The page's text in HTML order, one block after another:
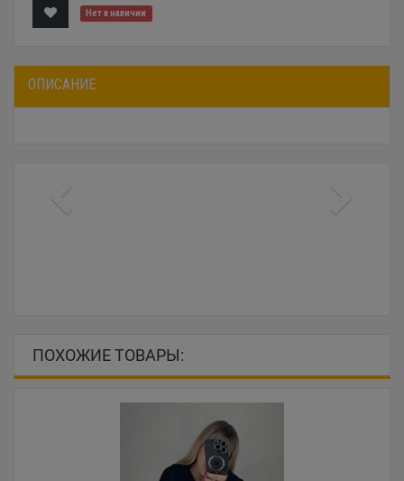
Нет в наличии
ОПИСАНИЕ
ПОХОЖИЕ ТОВАРЫ: